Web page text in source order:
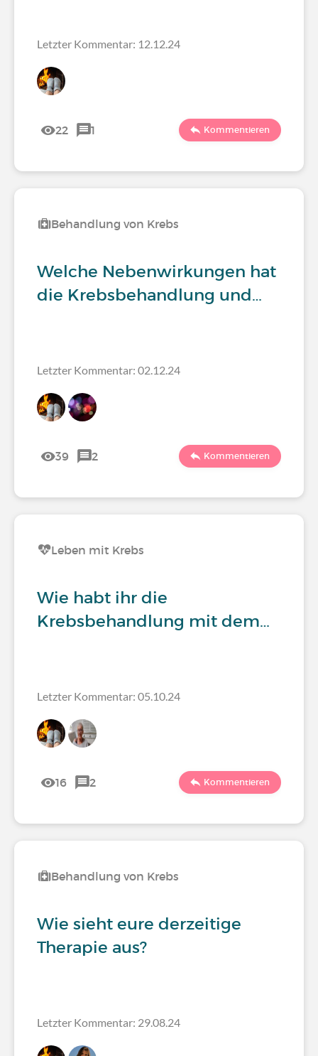
Letzter Kommentar: 12.12.24
22 1 Kommentieren
Behandlung von Krebs
Welche Nebenwirkungen hat
die Krebsbehandlung und…
Letzter Kommentar: 02.12.24
39 2 Kommentieren
Leben mit Krebs
Wie habt ihr die
Krebsbehandlung mit dem…
Letzter Kommentar: 05.10.24
16 2 Kommentieren
Behandlung von Krebs
Wie sieht eure derzeitige
Therapie aus?
Letzter Kommentar: 29.08.24